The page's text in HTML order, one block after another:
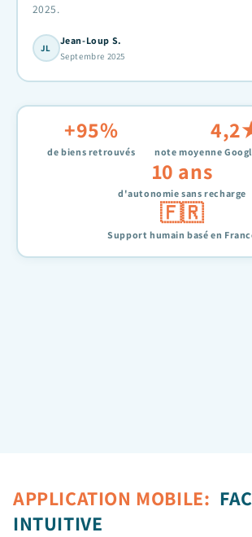
2025.
JL
Jean-Loup S.
Septembre 2025
+95%
de biens retrouvés note moyenne
10 ans
d'autonomie sans recharge
🇫🇷
Support humain basé en
APPLICATION MOBILE:
INTUITIVE